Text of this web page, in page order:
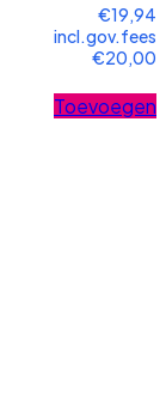
€19,94
incl.gov.fees
€20,00
Toevoegen